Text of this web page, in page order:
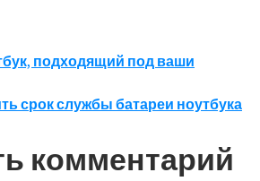
подходящий под ваши
срок службы батареи ноутбука
комментарий